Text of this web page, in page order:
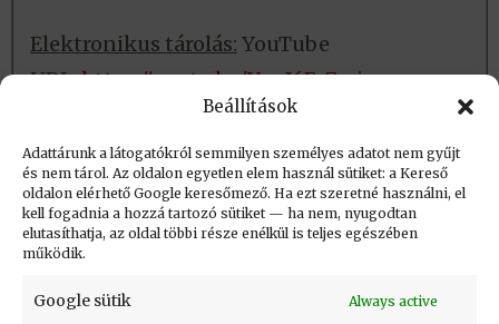
Beállítások
Adattárunk a látogatókról semmilyen személyes adatot nem gyűjt
és nem tárol. Az oldalon egyetlen elem használ sütiket: a Kereső
oldalon elérhető Google keresőmező. Ha ezt szeretné használni, el
kell fogadnia a hozzá tartozó sütiket — ha nem, nyugodtan
elutasíthatja, az oldal többi része enélkül is teljes egészében
működik.
Google sütik Always active
Elektronikus tárolás: YouTube
URL:https://youtu.be/YanI6Es7mio
Létrehozva: 2017.09.14. 09:33
Utolsó módosítás: 2024.10.03. 11:36